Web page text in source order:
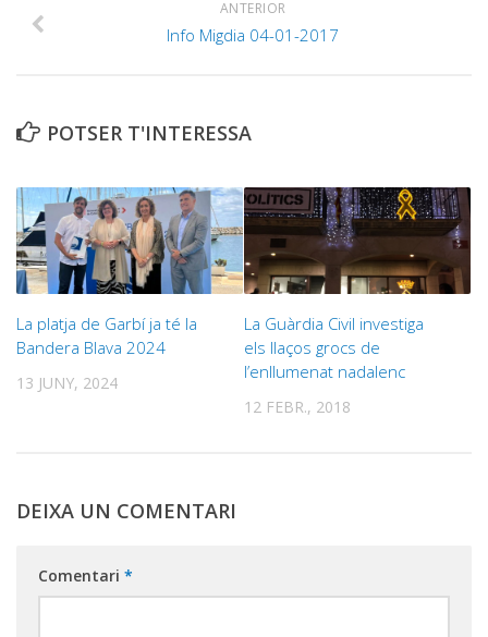
ANTERIOR
Info Migdia 04-01-2017
POTSER T'INTERESSA
La platja de Garbí ja té la
Bandera Blava 2024
13 JUNY, 2024
La Guàrdia Civil investiga
els llaços grocs de
l’enllumenat nadalenc
12 FEBR., 2018
DEIXA UN COMENTARI
Comentari *